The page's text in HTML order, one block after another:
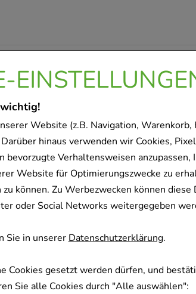
Website (z.B. Navigation, Warenkorb,
hinaus verwenden wir Cookies,
bevorzugte Verhaltensweisen anzupassen,
Website für Optimierungszwecke zu
können. Zu Werbezwecken können diese
oder Social Networks weitergegeben
Sie in unsererDatenschutzerklärung.
Cookies gesetzt werden dürfen, und
Sie alle Cookies durch "Alle auswählen":
haben,
Elektrolyte
Hexal AG
-61%